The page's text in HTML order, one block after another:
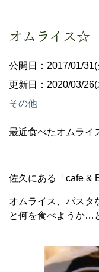
オムライス☆
公開日：2017/01/31(
更新日：2020/03/26(
その他
最近食べたオムライ
佐久にある「cafe &
オムライス、パスタ
と何を食べようか…